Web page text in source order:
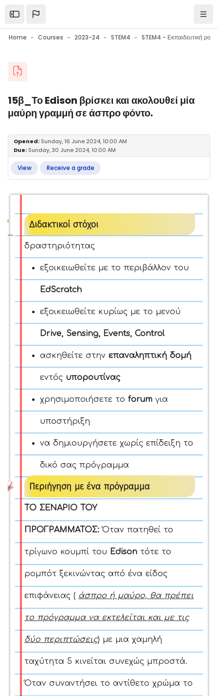
Open the sidebar
Home Courses 2023-24 STEM4
Blocks
15β_Το Edison βρίσκει και ακολουθεί μία
μαύρη γραμμή σε άσπρο φόντο.
Blocks
Completion requirements
Opened: Sunday, 16 June 2024, 10:00 AM
Due: Sunday, 30 June 2024, 10:00 AM
View Receive a grade
Διδακτικοί στόχοι
δραστηριότητας
εξοικειωθείτε με το περιβάλλον του
EdScratch
εξοικειωθείτε κυρίως με το μενού
Drive, Sensing, Events, Control
ασκηθείτε στην επαναληπτική δομή
εντός υπορουτίνας
χρησιμοποιήσετε το forum για
υποστήριξη
να δημιουργήσετε χωρίς επίδειξη το
δικό σας πρόγραμμα
Περιήγηση με ένα πρόγραμμα
ΤΟ ΣΕΝΑΡΙΟ ΤΟΥ
ΠΡΟΓΡΑΜΜΑΤΟΣ:Όταν πατηθεί το
τρίγωνο κουμπί του Edison τότε το
ρομπότ ξεκινώντας από ένα είδος
επιφάνειας ( άσπρο ή μαύρο, θα πρέπει
το πρόγραμμα να εκτελείται και με τις
δύο περιπτώσεις) με μια χαμηλή
ταχύτητα 5 κινείται συνεχώς μπροστά.
Όταν συναντήσει το αντίθετο χρώμα το